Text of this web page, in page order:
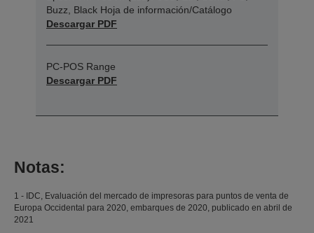
Buzz, Black Hoja de información/Catálogo
Descargar PDF
PC-POS Range
Descargar PDF
Notas:
1 - IDC, Evaluación del mercado de impresoras para puntos de venta de
Europa Occidental para 2020, embarques de 2020, publicado en abril de
2021